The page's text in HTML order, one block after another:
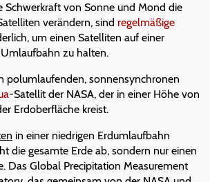
Schwerkraft von Sonne und Mond die
verändern, sind regelmäßige
um einen Satelliten auf einer
zu halten.
polumlaufenden, sonnensynchronen
-Satellit der NASA, der in einer Höhe von
Erdoberfläche kreist.
in einer niedrigen Erdumlaufbahn
die gesamte Erde ab, sondern nur einen
Das Global Precipitation Measurement